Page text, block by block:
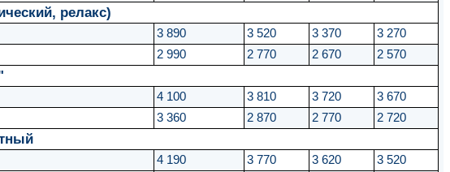
релакс)
3 890 3 520 3 370 3 270
2 990 2 770 2 670 2 570
4 100 3 810 3 720 3 670
3 360 2 870 2 770 2 720
4 190 3 770 3 620 3 520